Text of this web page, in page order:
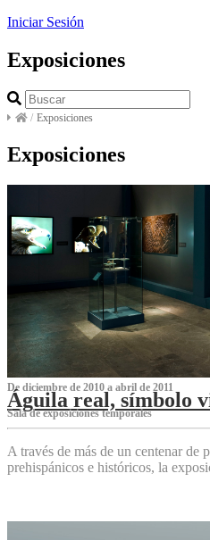
Iniciar Sesión
Exposiciones
/ Exposiciones
Exposiciones
De diciembre de 2010 a abril de 2011
Águila real, símbolo
Sala de exposiciones temporales
A través de más de un centenar de
prehispánicos e históricos, la